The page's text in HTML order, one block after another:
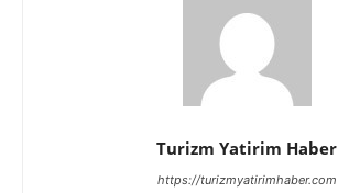
Turizm Yatirim Haber
https://turizmyatirimhaber.com